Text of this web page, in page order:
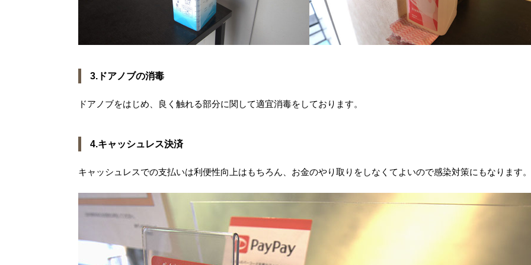
3.ドアノブの消毒
ドアノブをはじめ、良く触れる部分に関して適宜消毒をしております。
4.キャッシュレス決済
キャッシュレスでの支払いは利便性向上はもちろん、お金のやり取りをしなくてよいので感染対策にもなります。